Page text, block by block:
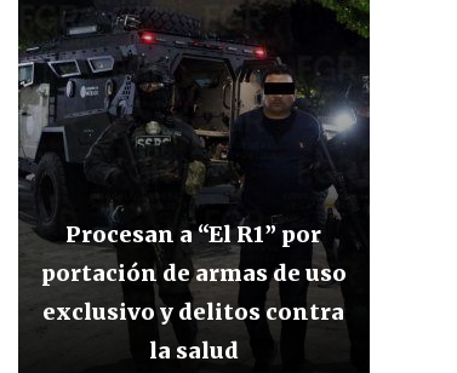
Procesan a “El R1” por
portación de armas de uso
exclusivo y delitos contra
la salud